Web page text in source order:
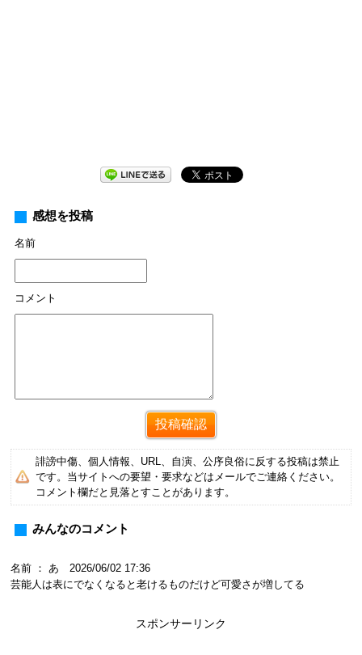
感想を投稿
名前
コメント
誹謗中傷、個人情報、URL、自演、公序良俗に反する投稿は禁止
です。当サイトへの要望・要求などはメールでご連絡ください。
コメント欄だと見落とすことがあります。
みんなのコメント
名前 ： あ 2026/06/02 17:36
芸能人は表にでなくなると老けるものだけど可愛さが増してる
スポンサーリンク